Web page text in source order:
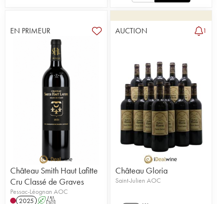
EN PRIMEUR
Château Smith Haut Lafitte
Cru Classé de Graves
Pessac-Léognan AOC
2025 AT
AUCTION 1
Château Gloria
Saint-Julien AOC